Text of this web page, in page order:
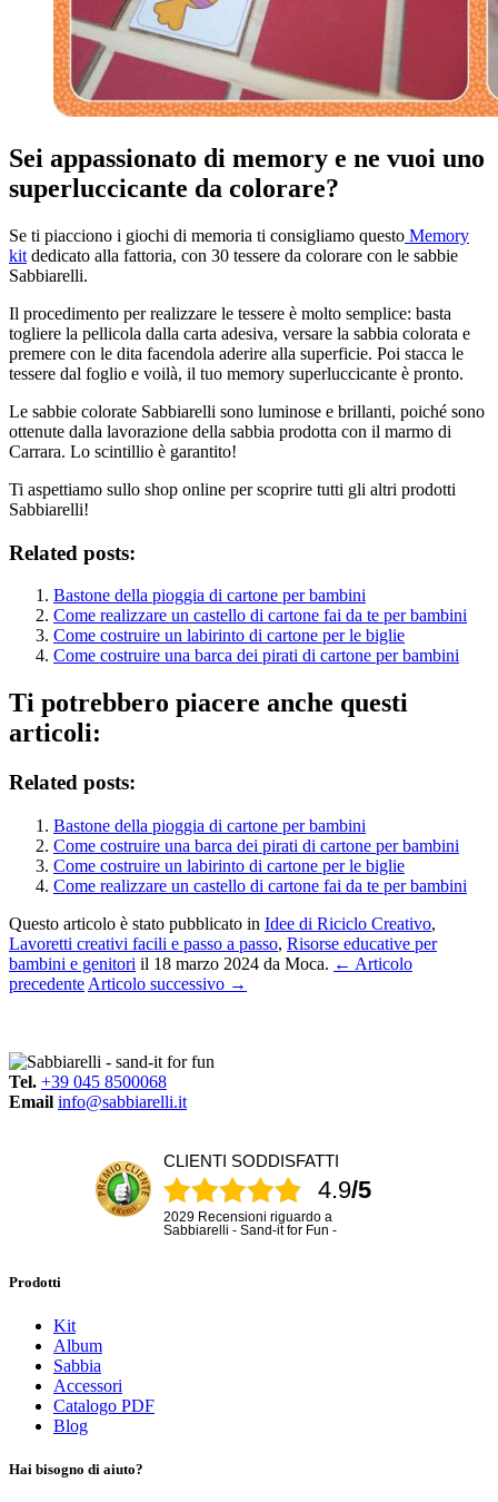
Sei appassionato di memory e ne vuoi uno
superluccicante da colorare?
Se ti piacciono i giochi di memoria ti consigliamo questo Memory
kit dedicato alla fattoria, con 30 tessere da colorare con le sabbie
Sabbiarelli.
Il procedimento per realizzare le tessere è molto semplice: basta
togliere la pellicola dalla carta adesiva, versare la sabbia colorata e
premere con le dita facendola aderire alla superficie. Poi stacca le
tessere dal foglio e voilà, il tuo memory superluccicante è pronto.
Le sabbie colorate Sabbiarelli sono luminose e brillanti, poiché sono
ottenute dalla lavorazione della sabbia prodotta con il marmo di
Carrara. Lo scintillio è garantito!
Ti aspettiamo sullo shop online per scoprire tutti gli altri prodotti
Sabbiarelli!
Related posts:
Bastone della pioggia di cartone per bambini
Come realizzare un castello di cartone fai da te per bambini
Come costruire un labirinto di cartone per le biglie
Come costruire una barca dei pirati di cartone per bambini
Ti potrebbero piacere anche questi
articoli:
Related posts:
Bastone della pioggia di cartone per bambini
Come costruire una barca dei pirati di cartone per bambini
Come costruire un labirinto di cartone per le biglie
Come realizzare un castello di cartone fai da te per bambini
Questo articolo è stato pubblicato in Idee di Riciclo Creativo,
Lavoretti creativi facili e passo a passo, Risorse educative per
bambini e genitori il 18 marzo 2024 da Moca. ← Articolo
precedente Articolo successivo →
Tel. +39 045 8500068
Email info@sabbiarelli.it
CLIENTI SODDISFATTI
4.9/5
2029 Recensioni riguardo a
Sabbiarelli - Sand-it for Fun -
Prodotti
Kit
Album
Sabbia
Accessori
Catalogo PDF
Blog
Hai bisogno di aiuto?